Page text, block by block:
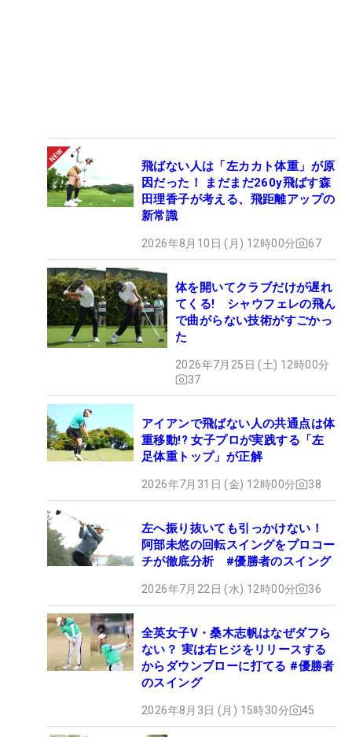
飛ばない人は「左カカト体重」が原
因だった！ まだまだ260y飛ばす森
田理香子が考える、飛距離アップの
新常識
2026年8月10日 (月) 12時00分 67
体を開いてクラブだけが遅れ
てくる! シャウフェレの飛ん
で曲がらない技術がすごかっ
た
2026年7月25日 (土) 12時00分
37
アイアンで飛ばない人の共通点は体
重移動!? 女子プロが実践する「左
足体重トップ」が正解
2026年7月31日 (金) 12時00分 38
左へ振り抜いても引っかけない！
阿部未悠の回転スイングをプロコー
チが徹底分析 #優勝者のスイング
2026年7月22日 (水) 12時00分 36
全英女子V・桑木志帆はなぜダフら
ない？ 実は右ヒジをリリースする
からダウンブローに打てる #優勝者
のスイング
2026年8月3日 (月) 15時30分 45